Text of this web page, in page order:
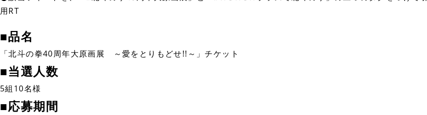
用RT
■品名
「北斗の拳40周年大原画展 ～愛をとりもどせ!!～」チケット
■当選人数
5組10名様
■応募期間